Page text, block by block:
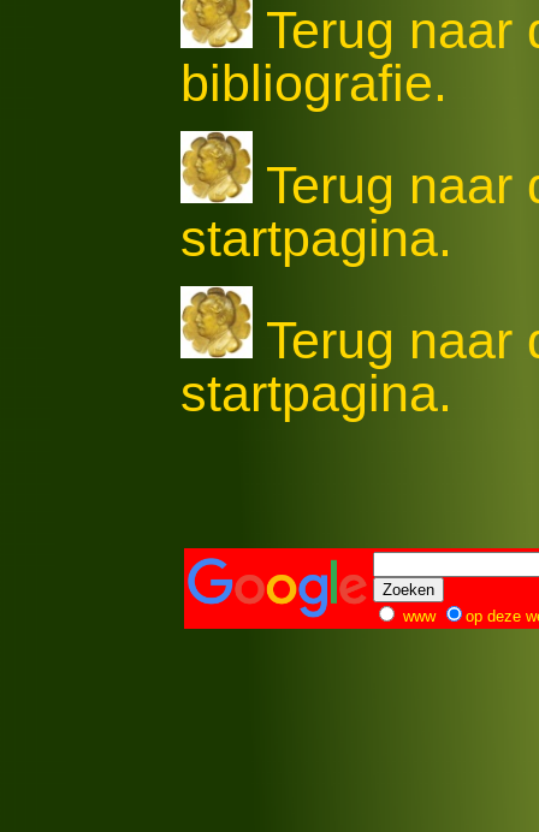
Terug naar
bibliografie.
Terug naar
startpagina.
Terug naar
startpagina.
www op deze